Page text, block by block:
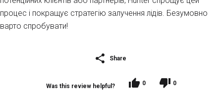
процес і покращує стратегію залучення лідів. Безумовно
варто спробувати!
Share
Was this review helpful? 0 0